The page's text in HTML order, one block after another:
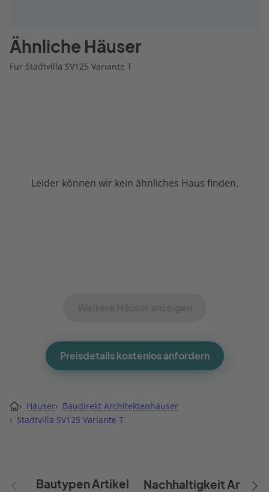
Ähnliche Häuser
Für Stadtvilla SV125 Variante T
Leider können wir kein ähnliches Haus finden.
Preisdetails kostenlos anfordern
› Häuser› Baudirekt Architektenhäuser
› Stadtvilla SV125 Variante T
Bautypen Artikel Nachhaltigkeit Artikel